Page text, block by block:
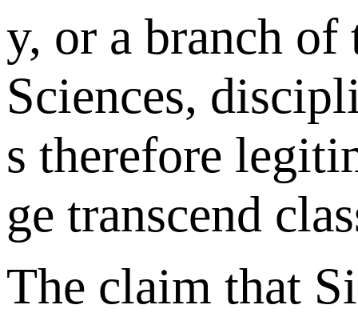
y, or a branch
Sciences,
s therefore
ge transcend
The claim that